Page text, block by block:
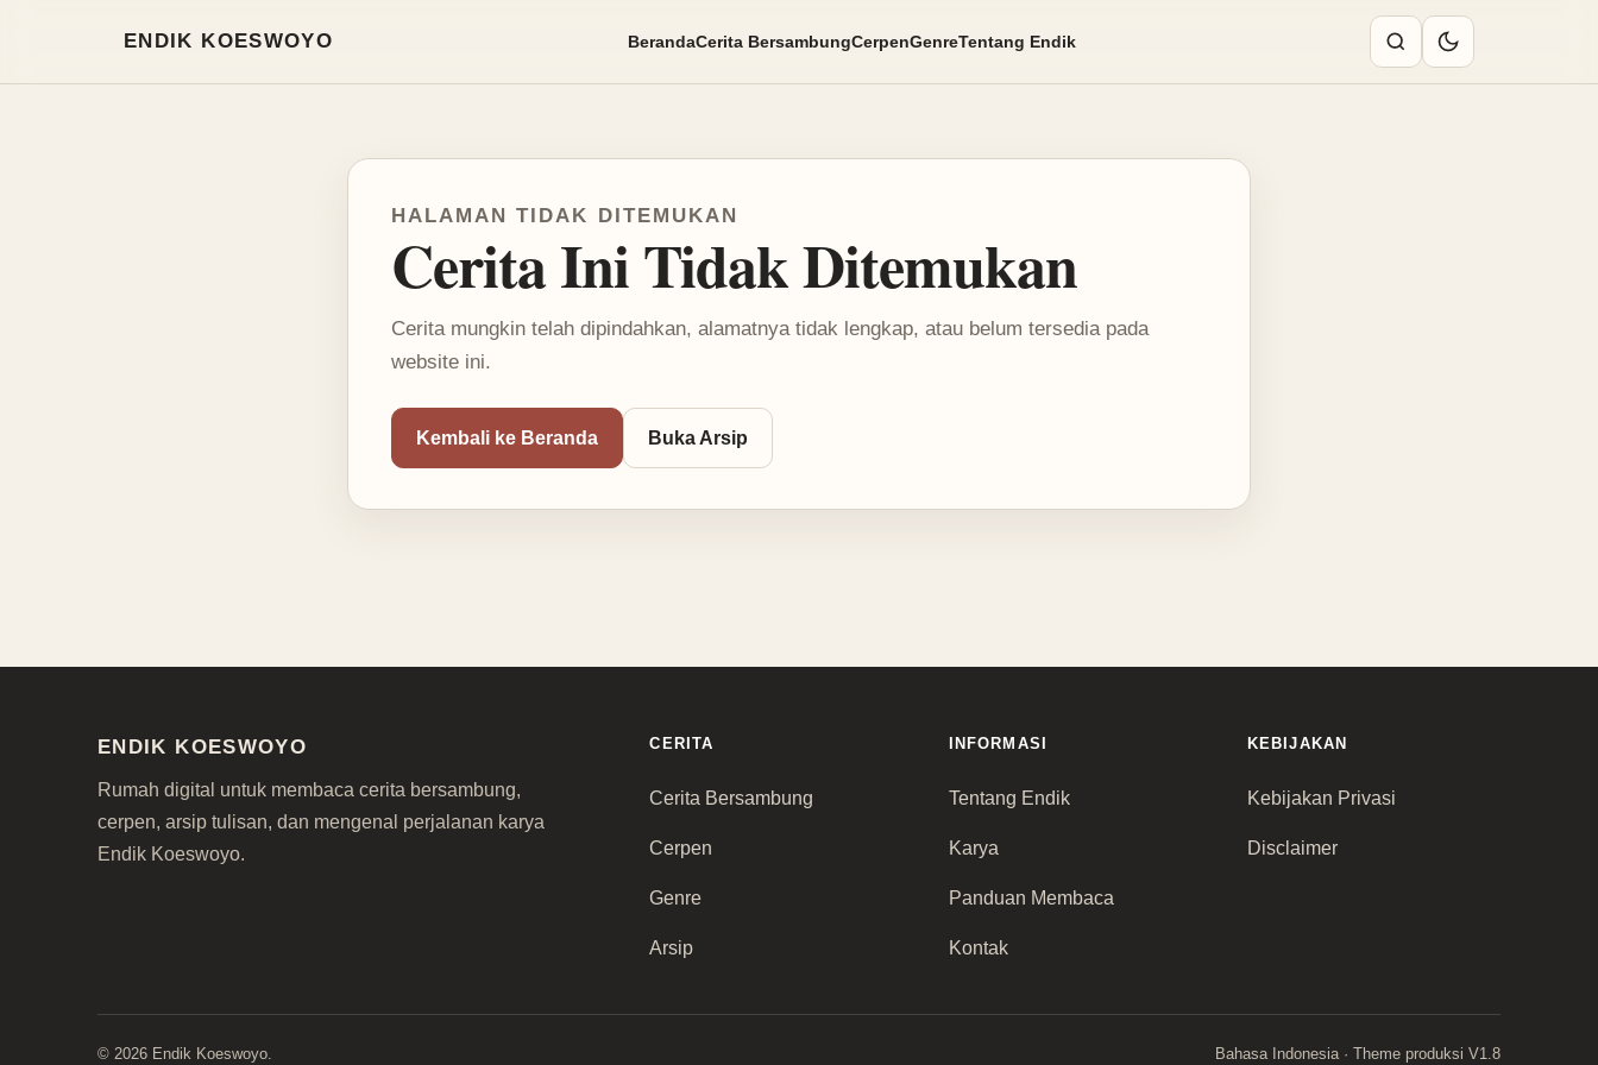
ENDIK KOESWOYO BerandaCerita BersambungCerpenGenreTentang Endik
HALAMAN TIDAK DITEMUKAN
Cerita Ini Tidak Ditemukan
Cerita mungkin telah dipindahkan, alamatnya tidak lengkap, atau belum tersedia pada
website ini.
Kembali ke Beranda Buka Arsip
ENDIK KOESWOYO
Rumah digital untuk membaca cerita bersambung,
cerpen, arsip tulisan, dan mengenal perjalanan karya
Endik Koeswoyo.
CERITA
Cerita Bersambung
Cerpen
Genre
Arsip
INFORMASI
Tentang Endik
Karya
Panduan Membaca
Kontak
KEBIJAKAN
Kebijakan Privasi
Disclaimer
© 2026 Endik Koeswoyo. Bahasa Indonesia · Theme produksi V1.8